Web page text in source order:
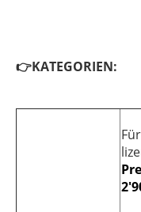
👉KATEGORIEN: